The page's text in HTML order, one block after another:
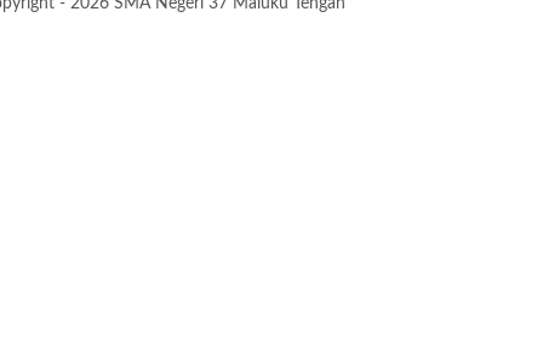
- 2026 SMA Negeri 37 Maluku Tengah